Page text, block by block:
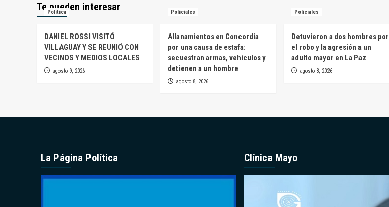
Te pueden interesar
Política
DANIEL ROSSI VISITÓ
VILLAGUAY Y SE REUNIÓ CON
VECINOS Y MEDIOS LOCALES
agosto 9, 2026
Policiales
Allanamientos en Concordia
por una causa de estafa:
secuestran armas, vehículos y
detienen a un hombre
agosto 8, 2026
Policiales
Detuvieron a dos hombres por
el robo y la agresión a un
adulto mayor en La Paz
agosto 8, 2026
La Página Política Clínica Mayo